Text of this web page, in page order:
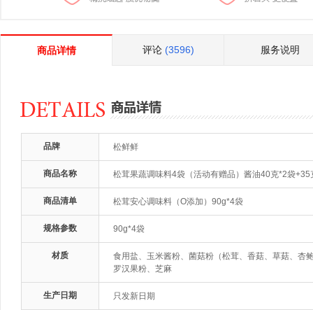
商品详情 评论 (3596) 服务说明
品牌 松鲜鲜
商品名称 松茸果蔬调味料4袋（活动有赠品）酱油40克*2袋+35
商品清单 松茸安心调味料（O添加）90g*4袋
规格参数 90g*4袋
材质
食用盐、玉米酱粉、菌菇粉（松茸、香菇、草菇、杏
罗汉果粉、芝麻
生产日期 只发新日期